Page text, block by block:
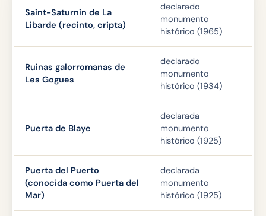
Saint-Saturnin de La
Libarde (recinto, cripta)
declarado
monumento
histórico (1965)
Ruinas galorromanas de
Les Gogues
declarado
monumento
histórico (1934)
Puerta de Blaye
declarada
monumento
histórico (1925)
Puerta del Puerto
(conocida como Puerta del
Mar)
declarada
monumento
histórico (1925)